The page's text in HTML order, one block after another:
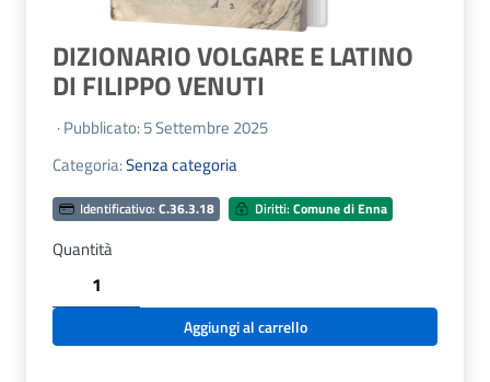
DIZIONARIO VOLGARE E LATINO
DI FILIPPO VENUTI
· Pubblicato: 5 Settembre 2025
Categoria:Senza categoria
Identificativo: C.36.3.18 Diritti:Comune di Enna
Quantità
VOLGARE
E Aggiungi al carrello